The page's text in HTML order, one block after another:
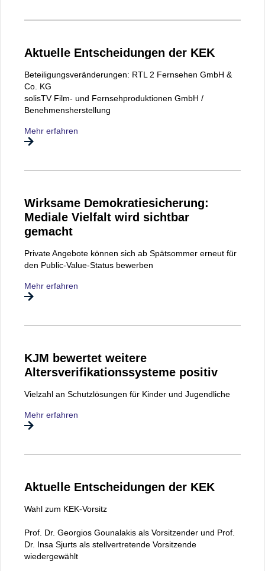
Aktuelle Entscheidungen der KEK
Beteiligungsveränderungen: RTL 2 Fernsehen GmbH &
Co. KG
solisTV Film- und Fernsehproduktionen GmbH /
Benehmensherstellung
Mehr erfahren
Wirksame Demokratiesicherung:
Mediale Vielfalt wird sichtbar
gemacht
Private Angebote können sich ab Spätsommer erneut für
den Public-Value-Status bewerben
Mehr erfahren
KJM bewertet weitere
Altersverifikationssysteme positiv
Vielzahl an Schutzlösungen für Kinder und Jugendliche
Mehr erfahren
Aktuelle Entscheidungen der KEK
Wahl zum KEK-Vorsitz
Prof. Dr. Georgios Gounalakis als Vorsitzender und Prof.
Dr. Insa Sjurts als stellvertretende Vorsitzende
wiedergewählt